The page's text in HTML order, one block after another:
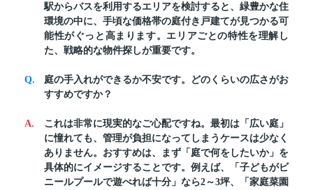
駅からバスを利用するエリアを検討すると、緑豊かな住
環境の中に、手頃な価格帯の庭付き戸建てが見つかる可
能性がぐっと高まります。エリアごとの特性を理解し
た、戦略的な物件探しが重要です。
庭の手入れができるか不安です。どのくらいの広さがお
すすめですか？
これは非常に現実的なご心配ですね。最初は「広い庭」
に憧れても、管理が負担になってしまうケースは少なく
ありません。おすすめは、まず「庭で何をしたいか」を
具体的にイメージすることです。例えば、「子どもがビ
ニールプールで遊べれば十分」なら2～3坪、「家庭菜園